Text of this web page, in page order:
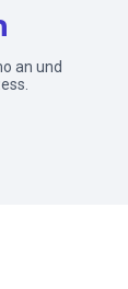
an und